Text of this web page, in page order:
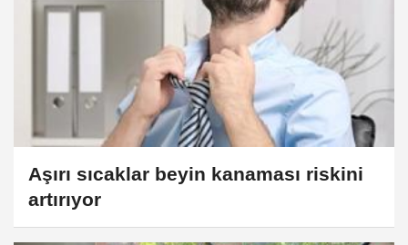
Aşırı sıcaklar beyin kanaması riskini
artırıyor